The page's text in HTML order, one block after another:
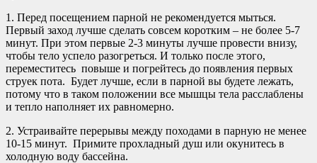
1. Перед посещением парной не рекомендуется мыться.
Первый заход лучше сделать совсем коротким – не более 5-7
минут. При этом первые 2-3 минуты лучше провести внизу,
чтобы тело успело разогреться. И только после этого,
переместитесь повыше и погрейтесь до появления первых
струек пота. Будет лучше, если в парной вы будете лежать,
потому что в таком положении все мышцы тела расслаблены
и тепло наполняет их равномерно.
2. Устраивайте перерывы между походами в парную не менее
10-15 минут. Примите прохладный душ или окунитесь в
холодную воду бассейна.